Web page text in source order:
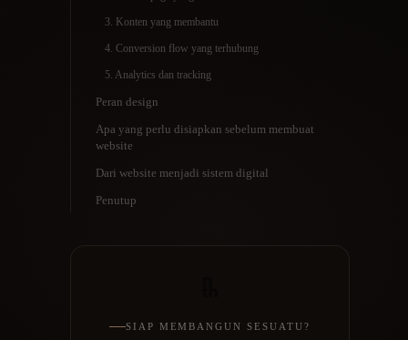
3. Konten yang membantu
4. Conversion flow yang terhubung
5. Analytics dan tracking
Peran design
Apa yang perlu disiapkan sebelum membuat
website
Dari website menjadi sistem digital
Penutup
SIAP MEMBANGUN SESUATU?